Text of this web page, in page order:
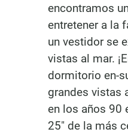
encontramos
entretener a la
un vestidor se
vistas al mar.
dormitorio en-
grandes vistas
en los años 90
25″ de la más